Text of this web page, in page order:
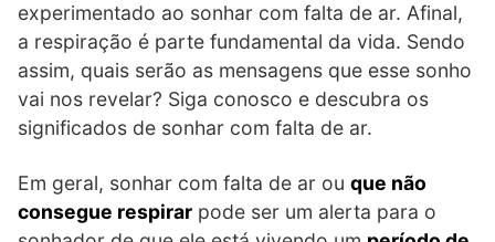
experimentado ao sonhar com falta de ar. Afinal,
a respiração é parte fundamental da vida. Sendo
assim, quais serão as mensagens que esse sonho
vai nos revelar? Siga conosco e descubra os
significados de sonhar com falta de ar.
Em geral, sonhar com falta de ar ou que não
consegue respirar pode ser um alerta para o